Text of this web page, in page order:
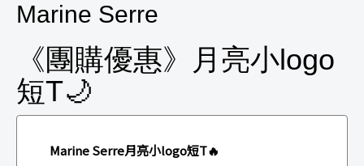
Marine Serre
《團購優惠》月亮小logo
短T🌙
Marine Serre月亮小logo短T🔥